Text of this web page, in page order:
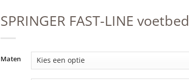
SPRINGER FAST-LINE voetbed
Maten